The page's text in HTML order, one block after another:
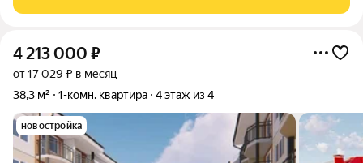
просторная остекленная лоджия 6
4 213 000 ₽
от 17 029 ₽ в месяц
38,3 м²
1-комн. квартира 4 этаж из 4
новостройка